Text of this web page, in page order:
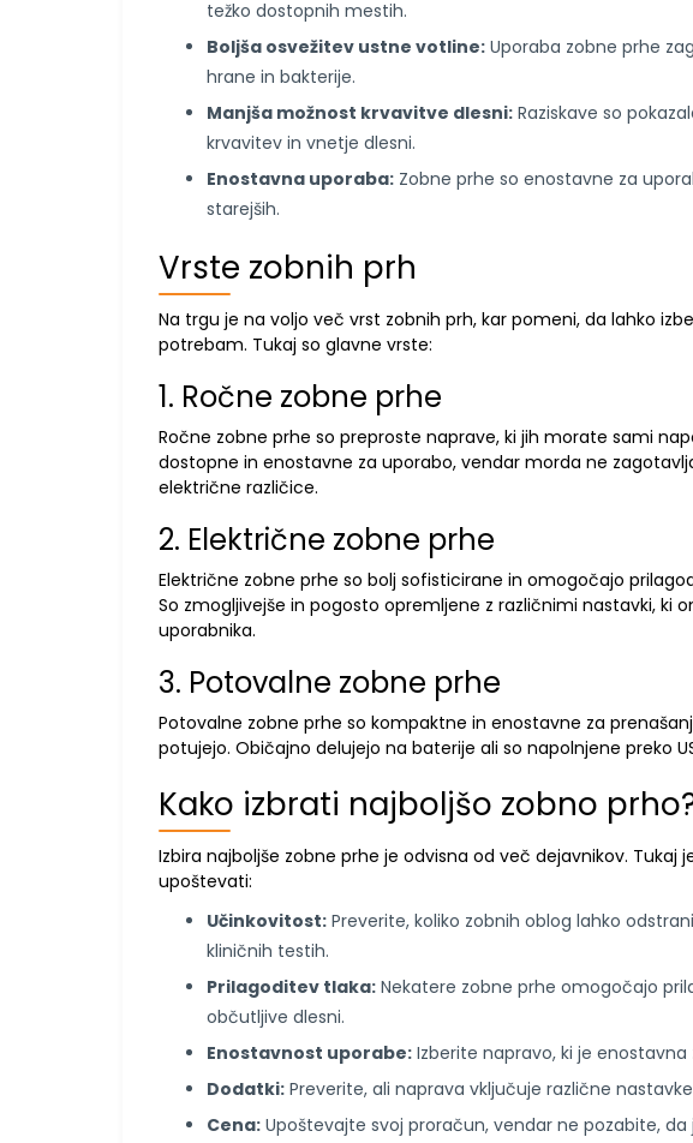
težko dostopnih mestih.
Boljša osvežitev ustne votline: Uporaba zobne prhe
hrane in bakterije.
Manjša možnost krvavitve dlesni: Raziskave so
krvavitev in vnetje dlesni.
Enostavna uporaba: Zobne prhe so enostavne za
starejših.
Vrste zobnih prh
Na trgu je na voljo več vrst zobnih prh, kar pomeni, da lahko
potrebam. Tukaj so glavne vrste:
1. Ročne zobne prhe
Ročne zobne prhe so preproste naprave, ki jih morate sami
dostopne in enostavne za uporabo, vendar morda ne
električne različice.
2. Električne zobne prhe
Električne zobne prhe so bolj sofisticirane in omogočajo
So zmogljivejše in pogosto opremljene z različnimi nastavki, ki
uporabnika.
3. Potovalne zobne prhe
Potovalne zobne prhe so kompaktne in enostavne za
potujejo. Običajno delujejo na baterije ali so napolnjene preko
Kako izbrati najboljšo zobno
Izbira najboljše zobne prhe je odvisna od več dejavnikov. Tukaj
upoštevati:
Učinkovitost: Preverite, koliko zobnih oblog lahko
kliničnih testih.
Prilagoditev tlaka: Nekatere zobne prhe omogočajo
občutljive dlesni.
Enostavnost uporabe: Izberite napravo, ki je
Dodatki: Preverite, ali naprava vključuje različne
Cena: Upoštevajte svoj proračun, vendar ne pozabite,